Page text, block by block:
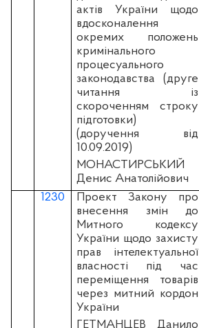
актів України щодо
вдосконалення
окремих положень
кримінального
процесуального
законодавства (друге
читання із
скороченням строку
підготовки)
(доручення від
10.09.2019)
МОНАСТИРСЬКИЙ
Денис Анатолійович
1230
Проект Закону про
внесення змін до
Митного кодексу
України щодо захисту
прав інтелектуальної
власності під час
переміщення товарів
через митний кордон
України
ГЕТМАНЦЕВ Данило